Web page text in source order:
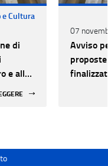
e Cultura
di
e alla
07
Avviso